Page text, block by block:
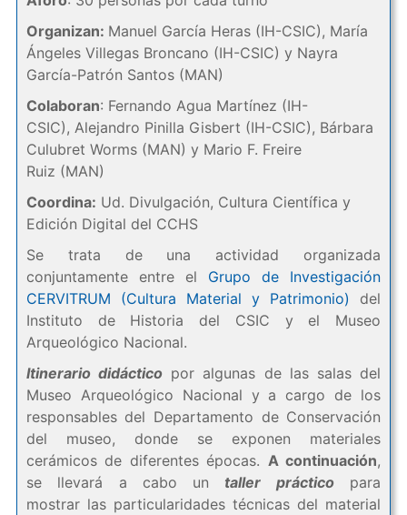
Organizan: Manuel García Heras (IH-CSIC), María
Ángeles Villegas Broncano (IH-CSIC) y Nayra
García-Patrón Santos (MAN)
Colaboran: Fernando Agua Martínez (IH-
CSIC), Alejandro Pinilla Gisbert (IH-CSIC), Bárbara
Culubret Worms (MAN) y Mario F. Freire
Ruiz (MAN)
Coordina: Ud. Divulgación, Cultura Científica y
Edición Digital del CCHS
Se trata de una actividad organizada
conjuntamente entre el Grupo de Investigación
CERVITRUM (Cultura Material y Patrimonio)
del
Instituto de Historia del CSIC y el Museo
Arqueológico Nacional.
Itinerario didáctico por algunas de las salas del
Museo Arqueológico Nacional y a cargo de los
responsables del Departamento de Conservación
del museo, donde se exponen materiales
cerámicos de diferentes épocas. A continuación,
se llevará a cabo un taller prácticopara
mostrar las particularidades técnicas del material